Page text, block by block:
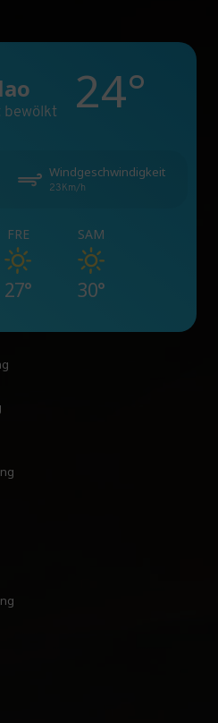
bewölkt 24°
Windgeschwindigkeit
23Km/h
FRE
27°
SAM
30°